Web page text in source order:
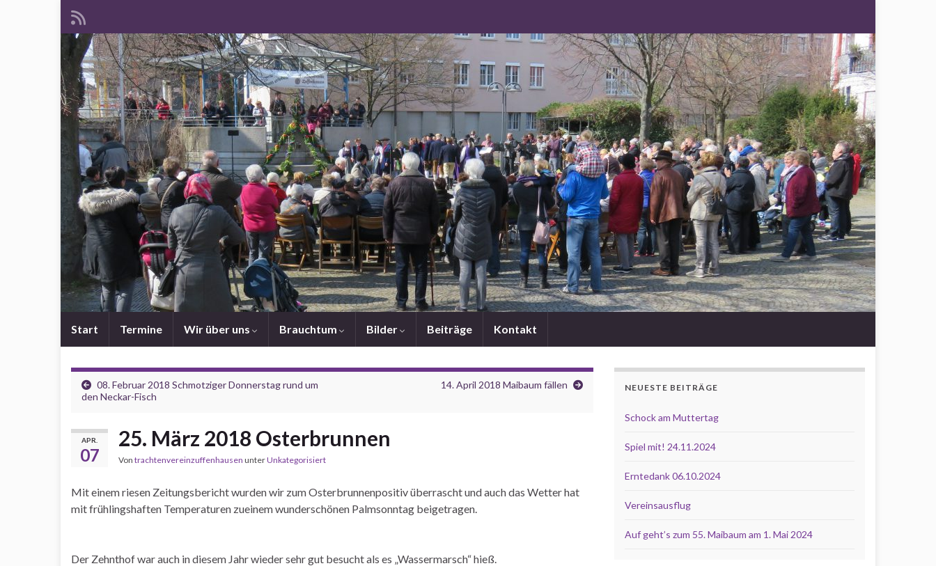
Start Termine Wir über uns Brauchtum Bilder Beiträge Kontakt
08. Februar 2018 Schmotziger Donnerstag rund um
den Neckar-Fisch
14. April 2018 Maibaum fällen
APR.
07
25. März 2018 Osterbrunnen
Von trachtenvereinzuffenhausen unterUnkategorisiert
Mit einem riesen Zeitungsbericht wurden wir zum Osterbrunnenpositiv überrascht und auch das Wetter hat
mit frühlingshaften Temperaturen zueinem wunderschönen Palmsonntag beigetragen.
Der Zehnthof war auch in diesem Jahr wieder sehr gut besucht als es „Wassermarsch“ hieß.
NEUESTE BEITRÄGE
Schock am Muttertag
Spiel mit! 24.11.2024
Erntedank 06.10.2024
Vereinsausflug
Auf geht’s zum 55. Maibaum am 1. Mai 2024